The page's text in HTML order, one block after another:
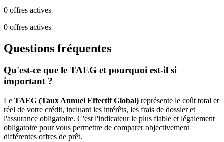
0 offres actives
0 offres actives
Questions fréquentes
Qu'est-ce que le TAEG et pourquoi est-il si
important ?
Le TAEG (Taux Annuel Effectif Global) représente le coût total et
réel de votre crédit, incluant les intérêts, les frais de dossier et
l'assurance obligatoire. C'est l'indicateur le plus fiable et légalement
obligatoire pour vous permettre de comparer objectivement
différentes offres de prêt.